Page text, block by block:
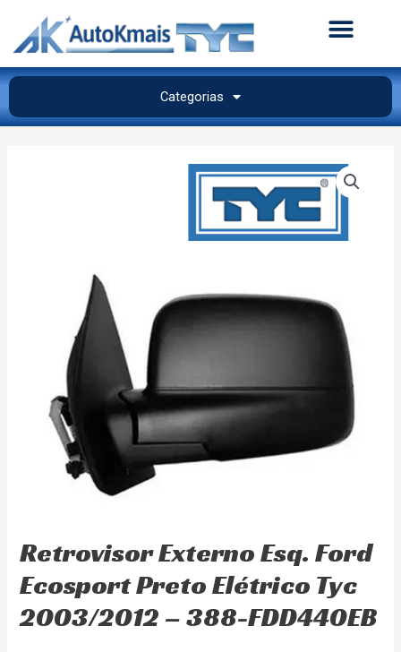
Categorias
Retrovisor Externo Esq. Ford
Ecosport Preto Elétrico Tyc
2003/2012 – 388-FDD440EB